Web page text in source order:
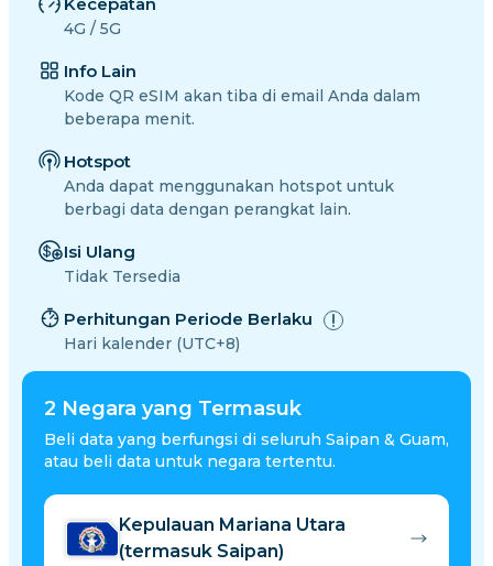
2 Negara yang Termasuk
Beli data yang berfungsi di seluruh Saipan & Guam,
atau beli data untuk negara tertentu.
Kepulauan Mariana Utara
(termasuk Saipan)
4G / 5G
Info Lain
Kode QR eSIM akan tiba di email Anda dalam
beberapa menit.
Hotspot
Anda dapat menggunakan hotspot untuk
berbagi data dengan perangkat lain.
Isi Ulang
Tidak Tersedia
Perhitungan Periode Berlaku
Hari kalender (UTC+8)